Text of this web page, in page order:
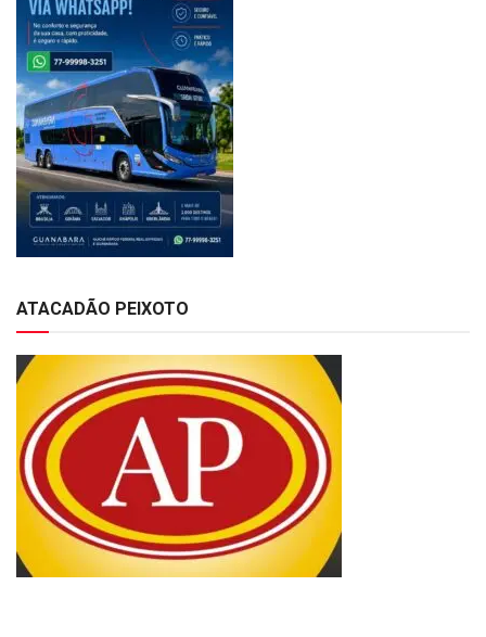
ATACADÃO PEIXOTO